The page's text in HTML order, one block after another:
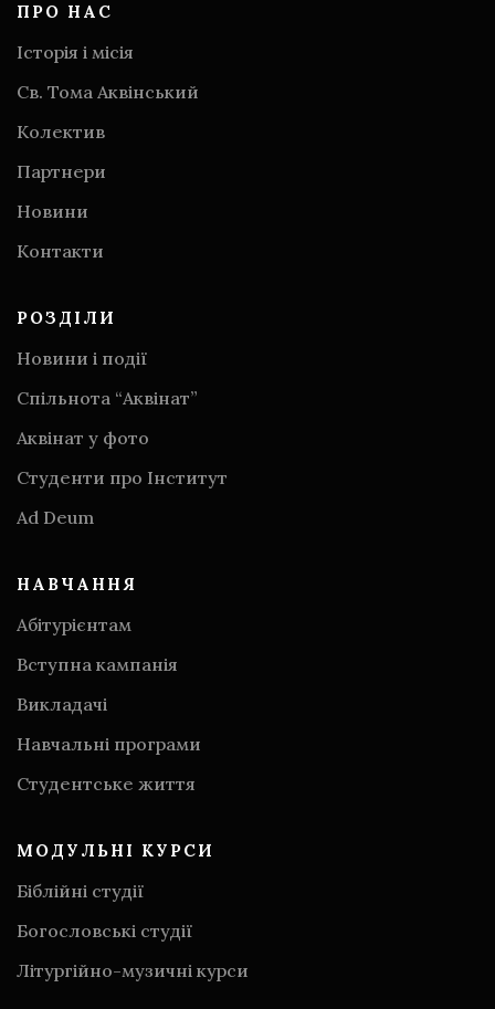
ПРО НАС
Історія і місія
Св. Тома Аквінський
Колектив
Партнери
Новини
Контакти
РОЗДІЛИ
Новини і події
Спільнота “Аквінат”
Аквінат у фото
Студенти про Інститут
Аd Deum
НАВЧАННЯ
Абітурієнтам
Вступна кампанія
Викладачі
Навчальні програми
Студентське життя
МОДУЛЬНІ КУРСИ
Біблійні студії
Богословські студії
Літургійно-музичні курси